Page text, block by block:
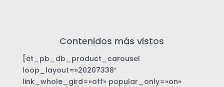
Contenidos más vistos
[et_pb_db_product_carousel
loop_layout=»20207338″
link_whole_gird=»off» popular_only=»on»